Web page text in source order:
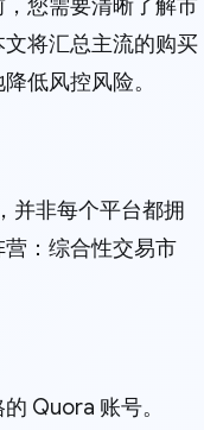
您需要清晰了解市
将汇总主流的购买
低风控风险。
并非每个平台都拥
：综合性交易市
Quora 账号。